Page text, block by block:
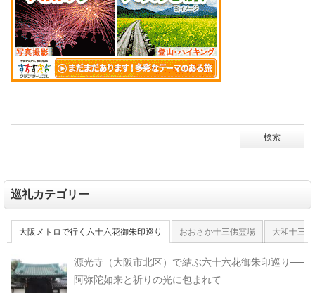
巡礼カテゴリー
大阪メトロで行く六十六花御朱印巡り おおさか十三佛霊場 大和十三
源光寺（大阪市北区）で結ぶ六十六花御朱印巡り──
阿弥陀如来と祈りの光に包まれて